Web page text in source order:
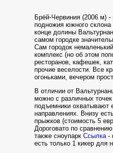
Брёй-Червиния (2006 м) -
подножия южного
конце долины
самом городке
Сам городок
комплекс (но об этом
ресторанов, кафешек,
прочие веселости. Все
огоньками, вечером
В отличии от
можно с различных
подъемники охватывают
направлениях. Внизу
прыжков (стоимость 5
Дороговато по
также сноупарк Ссылка-
есть только 1 кикер для